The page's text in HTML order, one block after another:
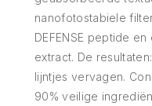
nanofotostabiele
DEFENSE peptide
extract. De
lijntjes vervagen.
90% veilige